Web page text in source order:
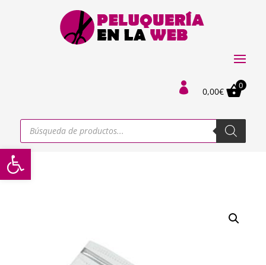
Abrir barra de herramientas
 0,00€
0
Búsqueda
productos